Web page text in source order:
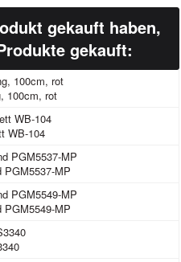
gekauft haben,
gekauft:
100cm, rot
WB-104
PGM5537-MP
PGM5549-MP